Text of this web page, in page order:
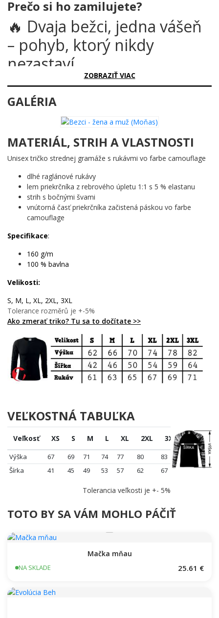
Prečo si ho zamilujete?
🔥 Dvaja bežci, jedna vášeň
– pohyb, ktorý nikdy
nezastaví
Sú ráno, keď ostatní ešte spia, a oni už bijú asfalt. Sú večer, keď
motív je pre tých, ktorí beh nepovažujú za trest, ale za slobodu.
Prečo je tento motív úžasný?
Dve siluety v plnom behu – muž a žena – zachytené v momente
čistej energie a odhodlania. Čisté čierne línie na svetlom
podklade vytvárajú kontrast, ktorý je jednoduchý, ale nesmierne
silný. Žiadne zbytočné detaily, len pohyb v jeho najkrajšej forme.
Dizajn hovorí sám za seba: toto je život v pohybe.
Komu urobí radosť?
🔥 Každému, kto vstáva skôr ako slnko a beží, kým iní
snívajú
💪 Párom, ktoré spája spoločná trať a spoločný cieľ
🎯 Maratóncom, halfmaratóncom aj tým, čo si dávajú
prvý kilometer
volá sa beh
Zastav sa – ale len na sekundu, aby si si tento motív zaistil. Potom
bež ďalej. 💪
ZOBRAZIŤ VIAC
GALÉRIA
MATERIÁL, STRIH A VLASTNOSTI
Unisex tričko strednej gramáže s rukávmi vo farbe camouflage
dlhé raglánové rukávy
lem priekrčníka z rebrového úpletu 1:1 s 5 % elastanu
strih s bočnými švami
vnútorná časť priekrčníka začistená páskou vo farbe
camouflage
Specifikace:
160 g/m
100 % bavlna
Velikosti:
S, M, L, XL, 2XL, 3XL
Tolerance rozměrů je +-5%
Ako zmerať triko? Tu sa to dočítate >>
VEĽKOSTNÁ TABUĽKA
Veľkosť XS S M L XL 2XL 3XL
Výška 67 69 71 74 77 80
83
Šírka
41 45 49 53 57 62 67
Tolerancia veľkosti je +- 5%
TOTO BY SA VÁM MOHLO PÁČIŤ
Mačka mňau
NA SKLADE 25.61 €